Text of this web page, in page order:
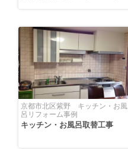
京都市北区紫野 キッチン・お風
呂リフォーム事例
キッチン・お風呂取替工事